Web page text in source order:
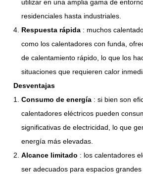
utilizar en una amplia gama de
residenciales hasta industriales.
Respuesta rápida : muchos
como los calentadores con funda,
de calentamiento rápido, lo que los
situaciones que requieren calor
Desventajas
Consumo de energía : si bien son
calentadores eléctricos pueden
significativas de electricidad, lo que
energía más elevadas.
Alcance limitado : los calentadores
ser adecuados para espacios